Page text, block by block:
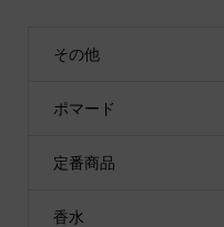
その他
ポマード
定番商品
香水